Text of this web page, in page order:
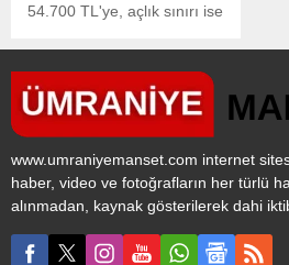
54.700 TL'ye, açlık sınırı ise
www.umraniyemanset.com internet
haber, video ve fotoğrafların her türlü
alınmadan, kaynak gösterilerek dahi